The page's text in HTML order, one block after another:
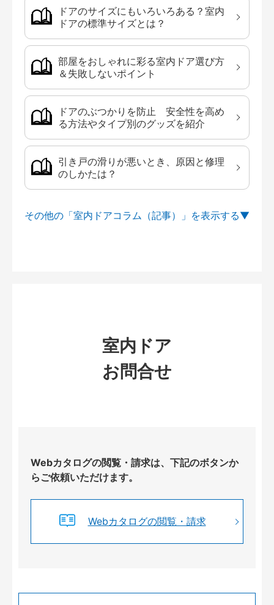
ドアのサイズにもいろいろある？室内
ドアの標準サイズとは？
部屋をおしゃれに彩る室内ドア選び方
＆失敗しないポイント
ドアのぶつかりを防止 安全性を高め
る方法やタイプ別のグッズを紹介
引き戸の滑りが悪いとき、原因と修理
のしかたは？
その他の「室内ドアコラム（記事）」を
室内ドア
お問合せ
Webカタログの閲覧・請求は、下記のボタンか
らご依頼いただけます。
Webカタログの閲覧・請求